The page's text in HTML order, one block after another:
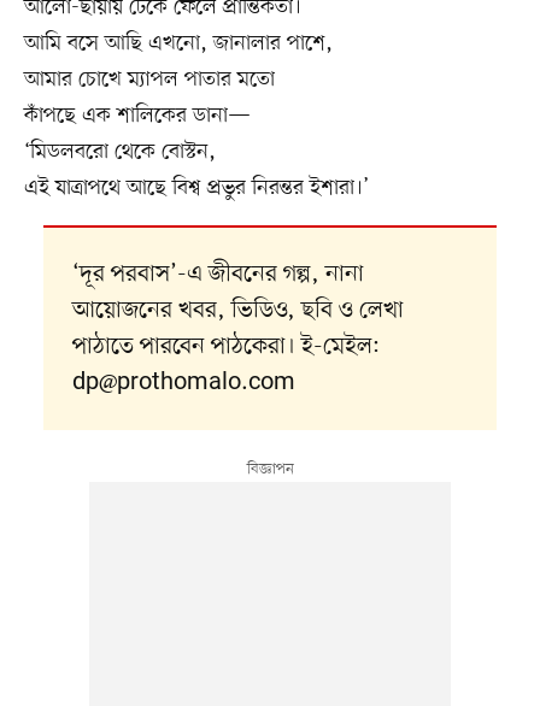
আলো-ছায়ায় ঢেকে ফেলে প্রান্তিকতা।
আমি বসে আছি এখনো, জানালার পাশে,
আমার চোখে ম্যাপল পাতার মতো
কাঁপছে এক শালিকের ডানা—
‘মিডলবরো থেকে বোস্টন,
এই যাত্রাপথে আছে বিশ্ব প্রভুর নিরন্তর ইশারা।’
‘দূর পরবাস’-এ জীবনের গল্প, নানা
আয়োজনের খবর, ভিডিও, ছবি ও লেখা
পাঠাতে পারবেন পাঠকেরা। ই-মেইল:
dp@prothomalo.com